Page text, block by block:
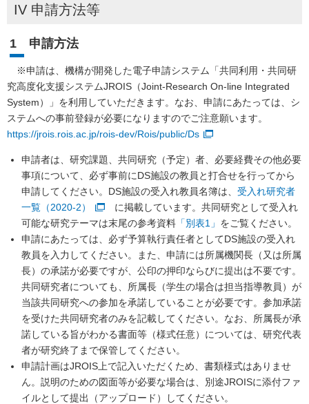
IV 申請方法等
1 申請方法
※申請は、機構が開発した電子申請システム「共同利用・共同研
究高度化支援システムJROIS（Joint-Research On-line Integrated
System）」を利用していただきます。なお、申請にあたっては、シ
ステムへの事前登録が必要になりますのでご注意願います。
https://jrois.rois.ac.jp/rois-dev/Rois/public/Ds
申請者は、研究課題、共同研究（予定）者、必要経費その他必要
事項について、必ず事前にDS施設の教員と打合せを行ってから
申請してください。DS施設の受入れ教員名簿は、 受入れ研究者
一覧（2020-2）
に掲載しています。共同研究として受入れ
可能な研究テーマは末尾の参考資料 「別表1」 をご覧ください。
申請にあたっては、必ず予算執行責任者としてDS施設の受入れ
教員を入力してください。また、申請には所属機関長（又は所属
長）の承諾が必要ですが、公印の押印ならびに提出は不要です。
共同研究者についても、所属長（学生の場合は担当指導教員）が
当該共同研究への参加を承諾していることが必要です。参加承諾
を受けた共同研究者のみを記載してください。なお、所属長が承
諾している旨がわかる書面等（様式任意）については、研究代表
者が研究終了まで保管してください。
申請計画はJROIS上で記入いただくため、書類様式はありませ
ん。説明のための図面等が必要な場合は、別途JROISに添付ファ
イルとして提出（アップロード）してください。